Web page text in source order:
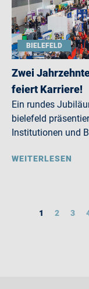
BIELEFELD
Zwei
feiert Karriere!
Ein rundes
bielefeld
Institutionen und
WEITERLESEN
1 2 3